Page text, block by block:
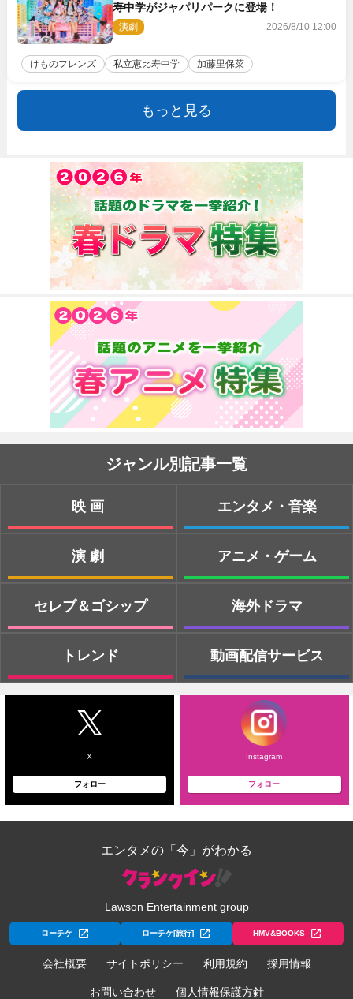
寿中学がジャパリパークに登場！
演劇 2026/8/10 12:00
けものフレンズ 私立恵比寿中学 加藤里保菜
もっと見る
ジャンル別記事一覧
映画
演劇
セレブ＆ゴシップ
トレンド
エンタメ・音楽
アニメ・ゲーム
海外ドラマ
動画配信サービス
X
フォロー
Instagram
フォロー
エンタメの「今」がわかる
Lawson Entertainment group
ローチケ ローチケ[旅行] HMV&BOOKS
会社概要 サイトポリシー 利用規約 採用情報
お問い合わせ 個人情報保護方針